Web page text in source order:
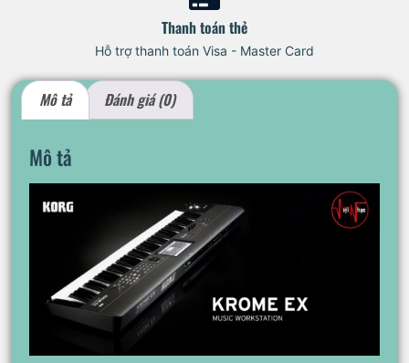
Thanh toán thẻ
Hỗ trợ thanh toán Visa - Master Card
Mô tả Đánh giá (0)
Mô tả